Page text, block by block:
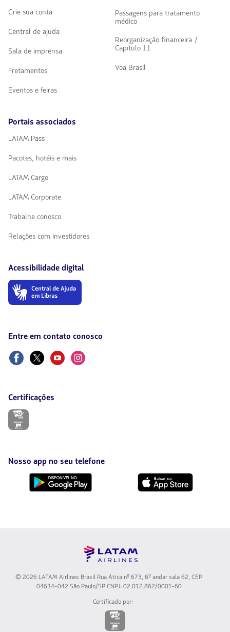
Crie sua conta
Central de ajuda
Sala de imprensa
Fretamentos
Eventos e feiras
Passagens para tratamento
médico
Reorganização financeira /
Capítulo 11
Voa Brasil
Portais associados
LATAM Pass
Pacotes, hotéis e mais
LATAM Cargo
LATAM Corporate
Trabalhe conosco
Relações com investidores
Acessibilidade digital
O
será
nova
aba.
Entre em contato conosco
FacebookTwitterYoutubeInstagram
Certificações
O
uma
nova
aba.
Nosso app no seu telefone
© 2026 LATAM Airlines Brasil Rua Ática nº 673, 6º andar sala 62, CEP
04634-042 São Paulo/SP CNPJ: 02.012.862/0001-60
Certificado por:
O